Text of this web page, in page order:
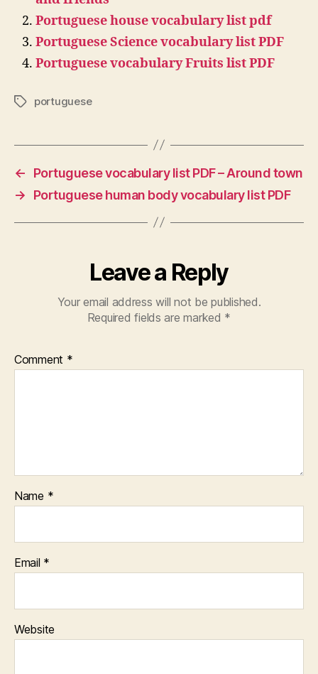
Portuguese house vocabulary list pdf
Portuguese Science vocabulary list PDF
Portuguese vocabulary Fruits list PDF
Tagsportuguese
←
Portuguese vocabulary list PDF – Around town
→
Portuguese human body vocabulary list PDF
Leave a Reply
Your email address will not be published.
Required fields are marked *
Comment *
Name *
Email *
Website